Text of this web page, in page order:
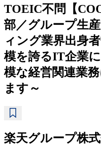
TOEIC不問【
部／グループ生
ィング業界出身
模を誇るIT企業
模な経営関連業
ます～
楽天グループ株